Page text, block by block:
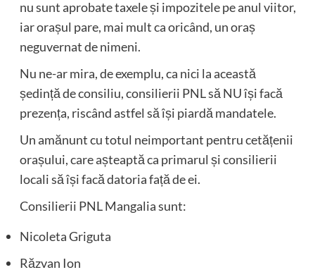
nu sunt aprobate taxele și impozitele pe anul viitor,
iar orașul pare, mai mult ca oricând, un oraș
neguvernat de nimeni.
Nu ne-ar mira, de exemplu, ca nici la această
ședință de consiliu, consilierii PNL să NU își facă
prezența, riscând astfel să își piardă mandatele.
Un amănunt cu totul neimportant pentru cetățenii
orașului, care așteaptă ca primarul și consilierii
locali să își facă datoria față de ei.
Consilierii PNL Mangalia sunt:
Nicoleta Griguta
Răzvan Ion